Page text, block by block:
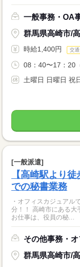
一般事務・OA
群馬県高崎市/
時給1,400円 交
08：40〜17：20
土曜日 日曜日 祝
[一般派遣]
【高崎駅より
での秘書業務
・オフィスカジュア
分！！ 高崎市にある大手家電量販店本社での募集です。 お願いする
お仕事は、役員の秘...
その他事務・
群馬県高崎市/